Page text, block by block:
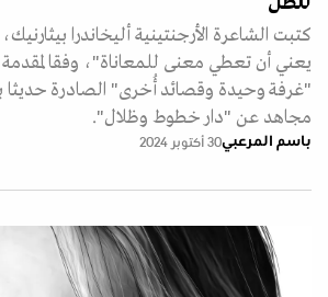
كتبت الشاعرة الأرجنتينية أليخاندرا
يعني أن تعطي معنى للمعاناة"، وفقا لمقدمة
"غرفة وحيدة وقصائد أُخرى" الصادرة
مجاهد عن "دار خطوط وظلال".
باسم المرعبي30 أكتوبر 2024